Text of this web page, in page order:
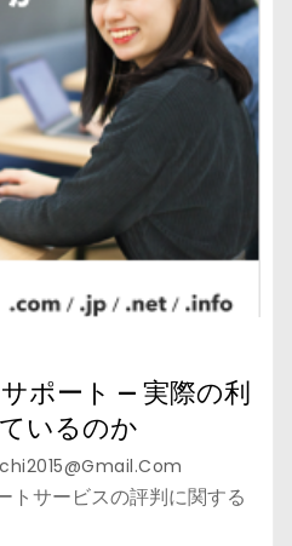
ポート — 実際の利
いるのか
トサービスの評判に関する